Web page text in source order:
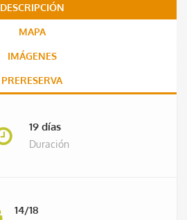
DESCRIPCIÓN
MAPA
IMÁGENES
PRERESERVA
19 días
Duración
14/18